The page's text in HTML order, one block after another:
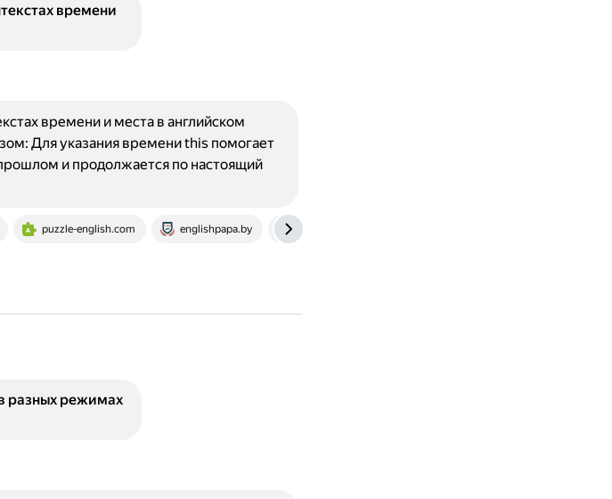
времени
puzzle-english.com englishpapa.by
времени и места в английском
Для указания времени this помогает
и продолжается по настоящий
разных режимах